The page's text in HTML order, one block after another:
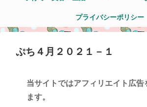
プライバシーポリシー
ぷち４月２０２１－１
当サイトではアフィリエイト広告
ます。